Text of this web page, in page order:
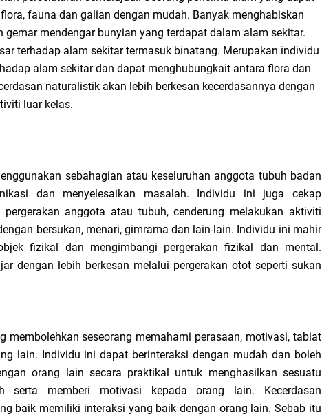
fauna dan galian dengan mudah. Banyak menghabiskan
gemar mendengar bunyian yang terdapat dalam alam sekitar.
terhadap alam sekitar termasuk binatang. Merupakan individu
alam sekitar dan dapat menghubungkait antara flora dan
naturalistik akan lebih berkesan kecerdasannya dengan
luar kelas.
sebahagian atau keseluruhan anggota tubuh badan
dan menyelesaikan masalah. Individu ini juga cekap
pergerakan anggota atau tubuh, cenderung melakukan aktiviti
bersukan, menari, gimrama dan lain-lain. Individu ini mahir
fizikal dan mengimbangi pergerakan fizikal dan mental.
dengan lebih berkesan melalui pergerakan otot seperti sukan
membolehkan seseorang memahami perasaan, motivasi, tabiat
lain. Individu ini dapat berinteraksi dengan mudah dan boleh
orang lain secara praktikal untuk menghasilkan sesuatu
serta memberi motivasi kepada orang lain. Kecerdasan
baik memiliki interaksi yang baik dengan orang lain. Sebab itu